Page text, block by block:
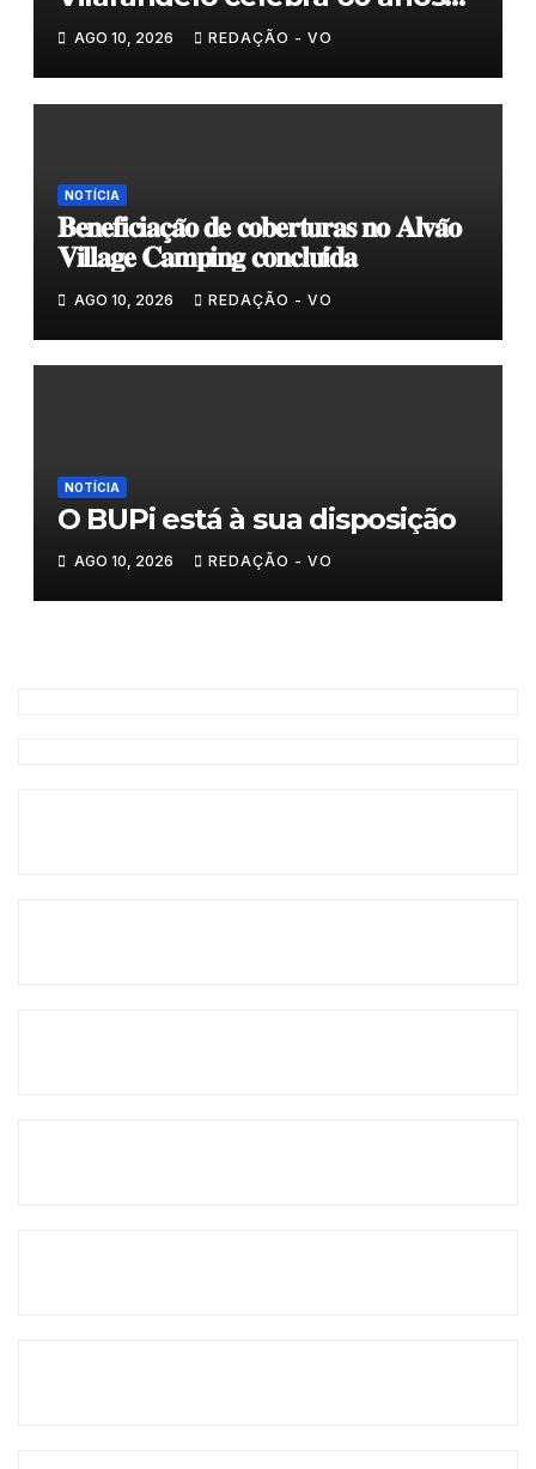
de tradição
AGO 10, 2026 REDAÇÃO - VO
NOTÍCIA
𝐁𝐞𝐧𝐞𝐟𝐢𝐜𝐢𝐚𝐜̧𝐚̃𝐨 𝐝𝐞 𝐜𝐨𝐛𝐞𝐫𝐭𝐮𝐫𝐚𝐬 𝐧𝐨 𝐀𝐥𝐯𝐚̃𝐨
𝐕𝐢𝐥𝐥𝐚𝐠𝐞 𝐂𝐚𝐦𝐩𝐢𝐧𝐠 𝐜𝐨𝐧𝐜𝐥𝐮𝐢́𝐝𝐚
AGO 10, 2026 REDAÇÃO - VO
NOTÍCIA
O BUPi está à sua disposição
AGO 10, 2026 REDAÇÃO - VO